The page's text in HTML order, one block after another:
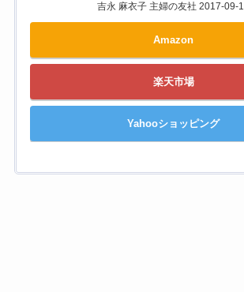
吉永 麻衣子 主婦の友社 2017-09-
Amazon
楽天市場
Yahooショッピング